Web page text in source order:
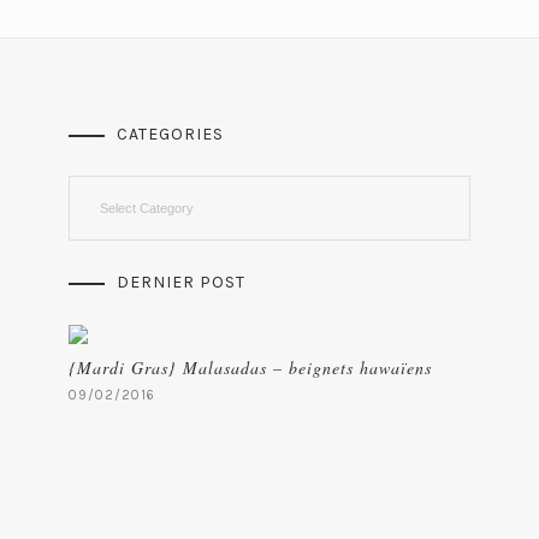
CATEGORIES
DERNIER POST
{Mardi Gras} Malasadas – beignets hawaïens
09/02/2016